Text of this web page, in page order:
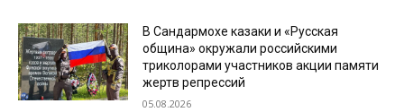
В Сандармохе казаки и «Русская
община» окружали российскими
триколорами участников акции памяти
жертв репрессий
05.08.2026